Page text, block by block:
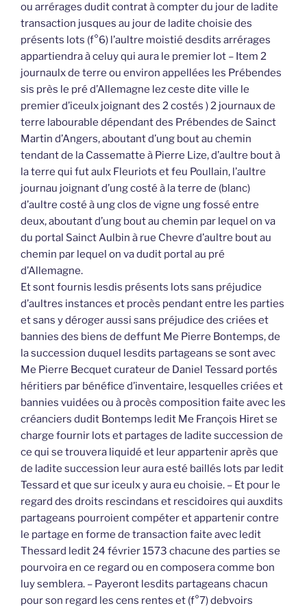
ou arrérages dudit contrat à compter du jour de ladite
transaction jusques au jour de ladite choisie des
présents lots (f°6) l’aultre moistié desdits arrérages
appartiendra à celuy qui aura le premier lot – Item 2
journaulx de terre ou environ appellées les Prébendes
sis près le pré d’Allemagne lez ceste dite ville le
premier d’iceulx joignant des 2 costés ) 2 journaux de
terre labourable dépendant des Prébendes de Sainct
Martin d’Angers, aboutant d’ung bout au chemin
tendant de la Cassematte à Pierre Lize, d’aultre bout à
la terre qui fut aulx Fleuriots et feu Poullain, l’aultre
journau joignant d’ung costé à la terre de (blanc)
d’aultre costé à ung clos de vigne ung fossé entre
deux, aboutant d’ung bout au chemin par lequel on va
du portal Sainct Aulbin à rue Chevre d’aultre bout au
chemin par lequel on va dudit portal au pré
d’Allemagne.
Et sont fournis lesdis présents lots sans préjudice
d’aultres instances et procès pendant entre les parties
et sans y déroger aussi sans préjudice des criées et
bannies des biens de deffunt Me Pierre Bontemps, de
la succession duquel lesdits partageans se sont avec
Me Pierre Becquet curateur de Daniel Tessard portés
héritiers par bénéfice d’inventaire, lesquelles criées et
bannies vuidées ou à procès composition faite avec les
créanciers dudit Bontemps ledit Me François Hiret se
charge fournir lots et partages de ladite succession de
ce qui se trouvera liquidé et leur appartenir après que
de ladite succession leur aura esté baillés lots par ledit
Tessard et que sur iceulx y aura eu choisie. – Et pour le
regard des droits rescindans et rescidoires qui auxdits
partageans pourroient compéter et appartenir contre
le partage en forme de transaction faite avec ledit
Thessard ledit 24 février 1573 chacune des parties se
pourvoira en ce regard ou en composera comme bon
luy semblera. – Payeront lesdits partageans chacun
pour son regard les cens rentes et (f°7) debvoirs